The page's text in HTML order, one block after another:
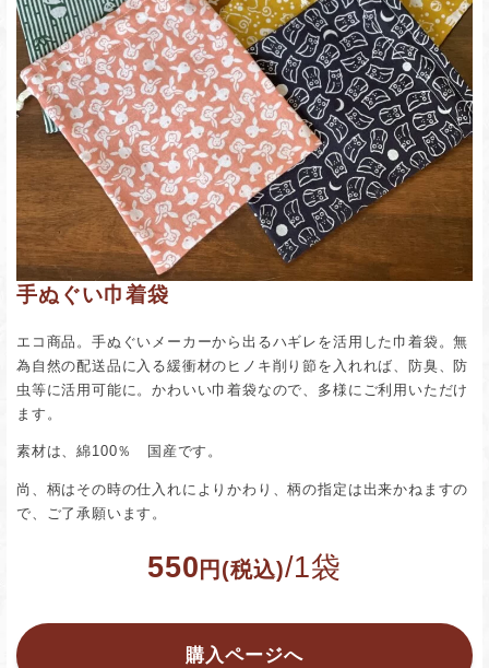
手ぬぐい巾着袋
エコ商品。手ぬぐいメーカーから出るハギレを活用した巾着袋。無
為自然の配送品に入る緩衝材のヒノキ削り節を入れれば、防臭、防
虫等に活用可能に。かわいい巾着袋なので、多様にご利用いただけ
ます。
素材は、綿100％ 国産です。
尚、柄はその時の仕入れによりかわり、柄の指定は出来かねますの
で、ご了承願います。
550 円(税込)/1袋
購入ページへ